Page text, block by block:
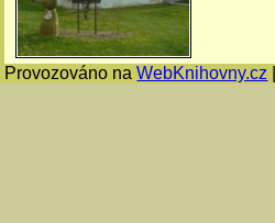
Provozováno naWebKnihovny.cz